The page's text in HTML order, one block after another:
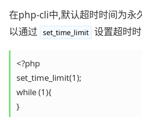
在php-cli中,默认超时时间为永
以通过 set_time_limit 设置超时
<?php
set_time_limit(1);
while (1){
}